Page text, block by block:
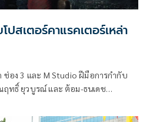
สเตอร์คาแรคเตอร์เหล่า
อง 3 และ M Studio ฝีมือการกำกับ
ทธิ์ ยุวบูรณ์ และ ต้อม-ธนเดช
กลับมาอีกครั้ง ถึงเวลาเผชิญหน้าสู่บท